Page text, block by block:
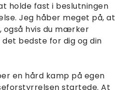
holde fast i beslutningen
Jeg håber meget på, at
hvis du mærker
bedste for dig og din
en hård kamp på egen
startede. At